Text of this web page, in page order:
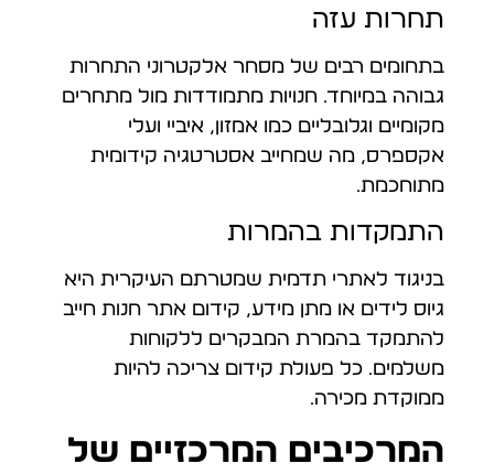
תחרות עזה
בתחומים רבים של מסחר אלקטרוני התחרות
גבוהה במיוחד. חנויות מתמודדות מול מתחרים
מקומיים וגלובליים כמו אמזון, איביי ועלי
אקספרס, מה שמחייב אסטרטגיה קידומית
מתוחכמת.
התמקדות בהמרות
בניגוד לאתרי תדמית שמטרתם העיקרית היא
גיוס לידים או מתן מידע, קידום אתר חנות חייב
להתמקד בהמרת המבקרים ללקוחות
משלמים. כל פעולת קידום צריכה להיות
ממוקדת מכירה.
המרכיבים המרכזיים של